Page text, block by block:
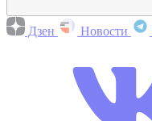
Дзен Новости